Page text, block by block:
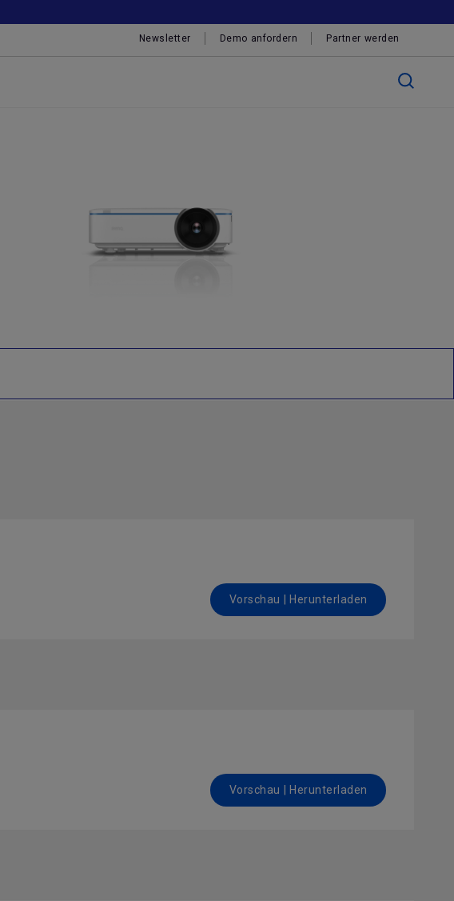
Newsletter Demo anfordern Partner werden
Vorschau | Herunterladen
Vorschau | Herunterladen